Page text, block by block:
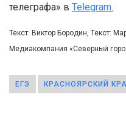
телеграфа» в Telegram.
Текст: Виктор Бородин, Текст:
Медиакомпания «Северный
ЕГЭ КРАСНОЯРСКИЙ